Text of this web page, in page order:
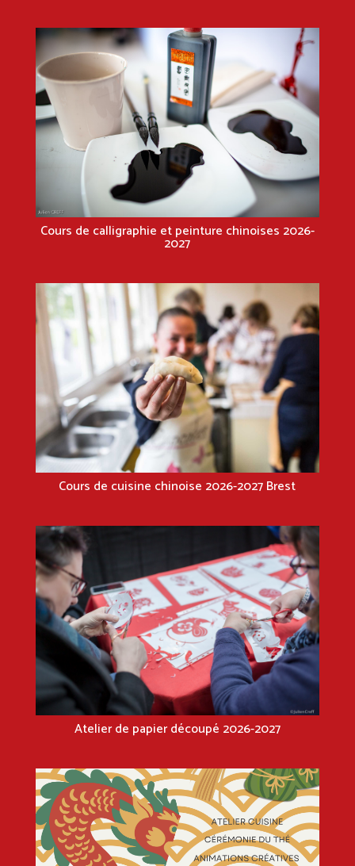
Cours de calligraphie et peinture chinoises 2026-
2027
Cours de cuisine chinoise 2026-2027 Brest
Atelier de papier découpé 2026-2027